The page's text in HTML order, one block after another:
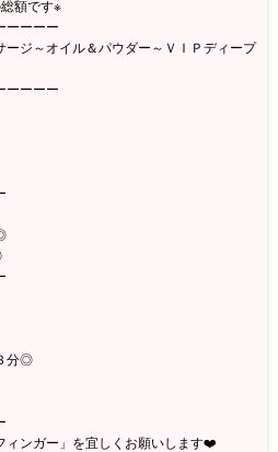
額です※
ーーーー
ジ～オイル＆パウダー～ＶＩＰディープ
ーーーー
分◎
ンガー」を宜しくお願いします❤️